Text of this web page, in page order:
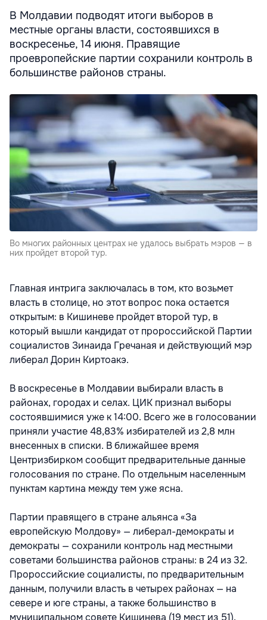
В Молдавии подводят итоги выборов в
местные органы власти, состоявшихся в
воскресенье, 14 июня. Правящие
проевропейские партии сохранили контроль в
большинстве районов страны.
Во многих районных центрах не удалось выбрать мэров — в
них пройдет второй тур.
Главная интрига заключалась в том, кто возьмет
власть в столице, но этот вопрос пока остается
открытым: в Кишиневе пройдет второй тур, в
который вышли кандидат от пророссийской Партии
социалистов Зинаида Гречаная и действующий мэр
либерал Дорин Киртоакэ.
В воскресенье в Молдавии выбирали власть в
районах, городах и селах. ЦИК признал выборы
состоявшимися уже к 14:00. Всего же в голосовании
приняли участие 48,83% избирателей из 2,8 млн
внесенных в списки. В ближайшее время
Центризбирком сообщит предварительные данные
голосования по стране. По отдельным населенным
пунктам картина между тем уже ясна.
Партии правящего в стране альянса «За
европейскую Молдову» — либерал-демократы и
демократы — сохранили контроль над местными
советами большинства районов страны: в 24 из 32.
Пророссийские социалисты, по предварительным
данным, получили власть в четырех районах — на
севере и юге страны, а также большинство в
муниципальном совете Кишинева (19 мест из 51).